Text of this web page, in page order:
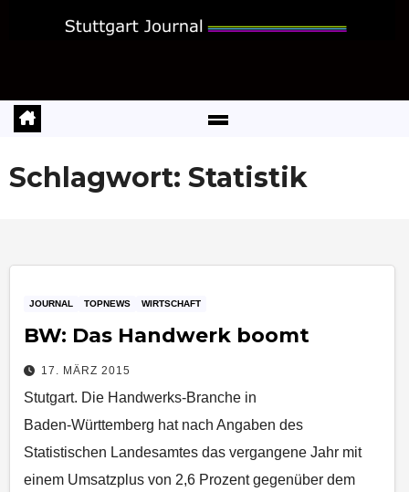
Schlagwort: Statistik
JOURNAL TOPNEWS WIRTSCHAFT
BW: Das Handwerk boomt
17. MÄRZ 2015
Stutgart. Die Handwerks-Branche in
Baden‑Württemberg hat nach Angaben des
Statistischen Landesamtes das vergangene Jahr mit
einem Umsatzplus von 2,6 Prozent gegenüber dem